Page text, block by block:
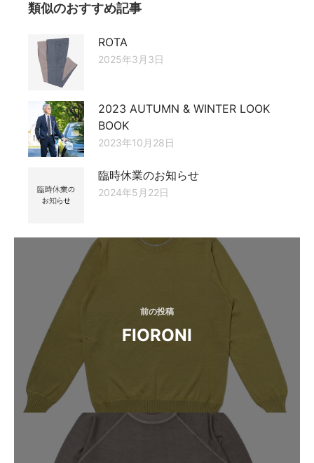
類似のおすすめ記事
ROTA
2025年3月3日
2023 AUTUMN & WINTER LOOK
BOOK
2023年10月28日
臨時休業のお知らせ
2024年5月22日
シ
ョ
前の投稿
FIORONI